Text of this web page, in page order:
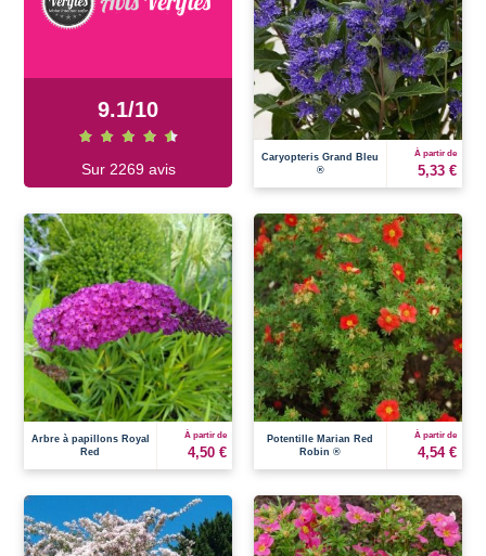
9.1/10
Sur 2269 avis
Caryopteris Grand Bleu
®
À partir de
5,33 €
Arbre à papillons Royal
Red
À partir de
4,50 €
Potentille Marian Red
Robin ®
À partir de
4,54 €